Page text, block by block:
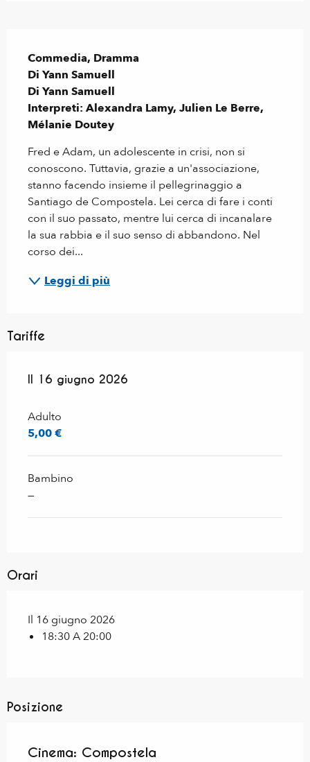
Commedia, Dramma
Di Yann Samuell
Di Yann Samuell
Interpreti: Alexandra Lamy, Julien Le Berre,
Mélanie Doutey
Fred e Adam, un adolescente in crisi, non si
conoscono. Tuttavia, grazie a un'associazione,
stanno facendo insieme il pellegrinaggio a
Santiago de Compostela. Lei cerca di fare i conti
con il suo passato, mentre lui cerca di incanalare
la sua rabbia e il suo senso di abbandono. Nel
corso dei...
Leggi di più
Tariffe
Il 16 giugno 2026
Il 16 giugno 2026
Adulto
5,00 €
Bambino
—
Orari
Il 16 giugno 2026
18:30 A 20:00
Posizione
Cinema: Compostela